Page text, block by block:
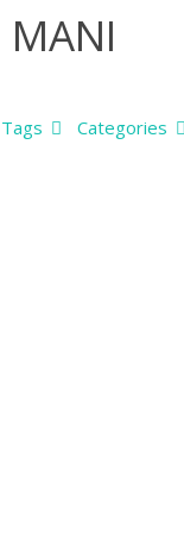
MANI
Categories
Tags